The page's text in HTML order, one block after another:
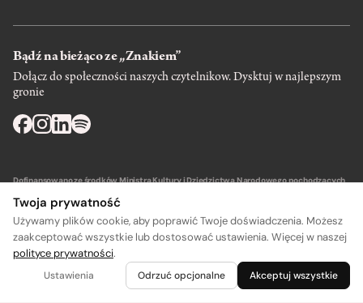
Bądź na bieżąco ze „Znakiem”
Dołącz do społeczności naszych czytelnikow. Dysktuj w najlepszym
gronie
Dofinansowano ze środków Ministra Kultury i Dziedzictwa Narodowego pochodzących
Wydawca: SIW Znak w Krakowie
Twoja prywatność
Używamy plików cookie, aby poprawić Twoje doświadczenia. Możesz
zaakceptować wszystkie lub dostosować ustawienia. Więcej w naszej
polityce prywatności.
Ustawienia Odrzuć opcjonalne Akceptuj wszystkie